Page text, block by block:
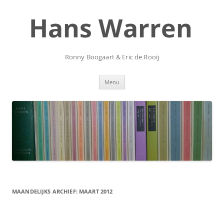
inhoudHans Warren
Ronny Boogaart & Eric de Rooij
Menu
MAANDELIJKS ARCHIEF: MAART 2012